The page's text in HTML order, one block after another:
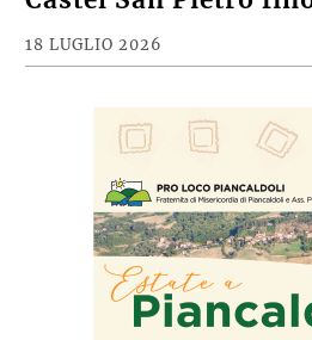
18 LUGLIO 2026